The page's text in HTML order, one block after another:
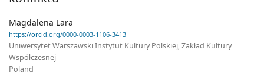
Magdalena Lara
https://orcid.org/0000-0003-1106-3413
Uniwersytet Warszawski Instytut Kultury Polskiej, Zakład Kultury
Współczesnej
Poland